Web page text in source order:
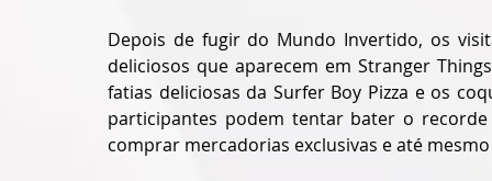
Depois de fugir do Mundo Invertido, os
deliciosos que aparecem em Stranger
fatias deliciosas da Surfer Boy Pizza e os
participantes podem tentar bater o
comprar mercadorias exclusivas e até